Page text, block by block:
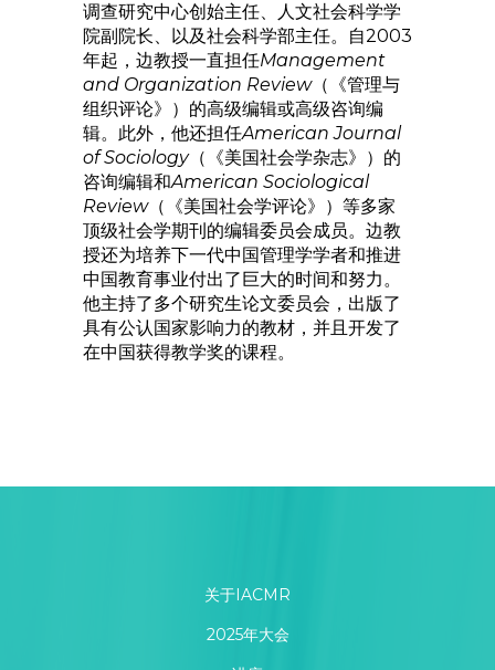
调查研究中心创始主任、人文社会科学学
院副院长、以及社会科学部主任。自2003
年起，边教授一直担任Management
and Organization Review（《管理与
组织评论》）的高级编辑或高级咨询编
辑。此外，他还担任American Journal
of Sociology（《美国社会学杂志》）的
咨询编辑和American Sociological
Review（《美国社会学评论》）等多家
顶级社会学期刊的编辑委员会成员。边教
授还为培养下一代中国管理学学者和推进
中国教育事业付出了巨大的时间和努力。
他主持了多个研究生论文委员会，出版了
具有公认国家影响力的教材，并且开发了
在中国获得教学奖的课程。
关于IACMR
2025年大会